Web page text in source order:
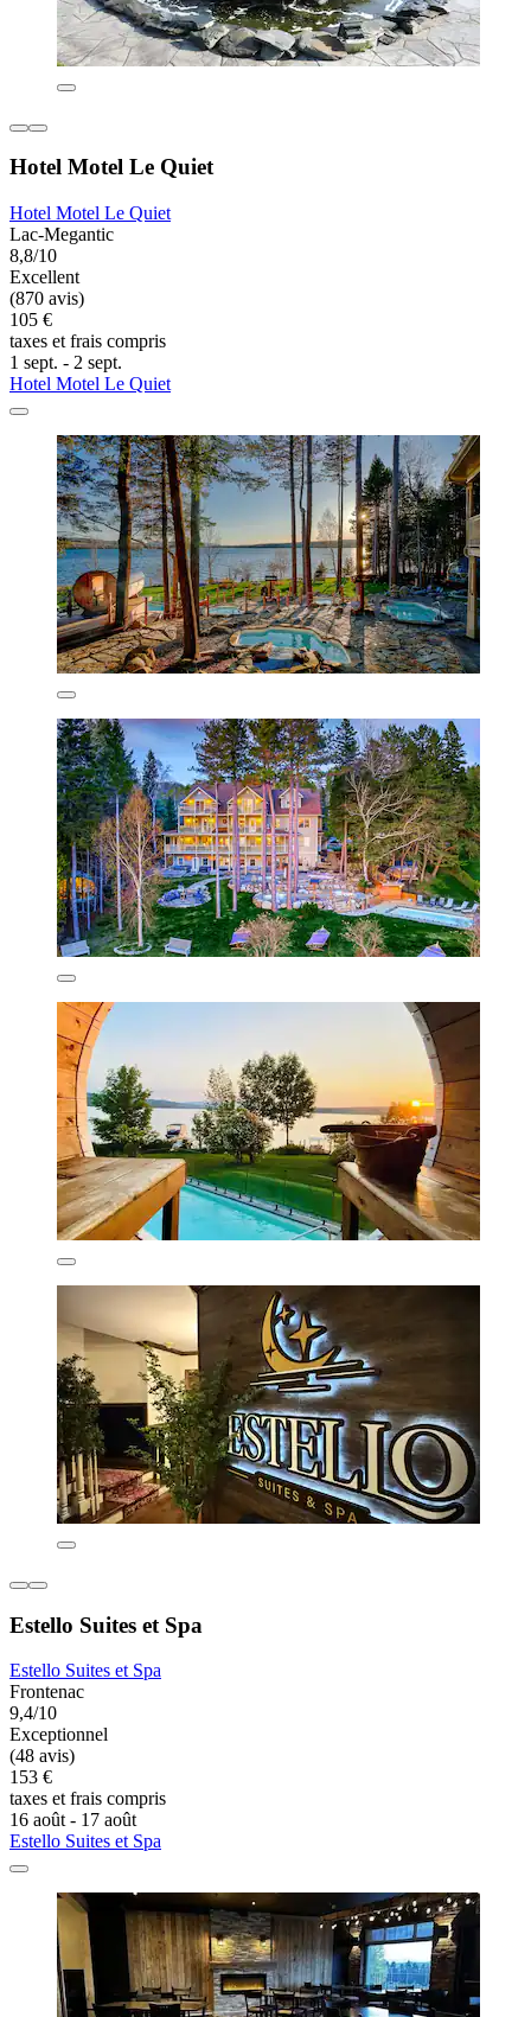
Hotel Motel Le Quiet
Hotel Motel Le Quiet
Lac-Megantic
8,8/10
Excellent
(870 avis)
105 €
taxes et frais compris
1 sept. - 2 sept.
Hotel Motel Le Quiet
Estello Suites et Spa
Estello Suites et Spa
Frontenac
9,4/10
Exceptionnel
(48 avis)
153 €
taxes et frais compris
16 août - 17 août
Estello Suites et Spa